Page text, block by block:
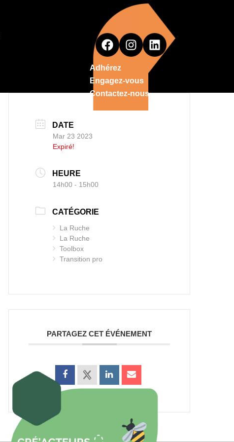
Adhérez
Engagez-vous
Contactez-nous
DATE
Mar 23 2023
Expiré!
HEURE
14h00 - 15h00
CATÉGORIE
La Ruche
La Ruche
Toolbox
Transition pro
PARTAGEZ CET ÉVÉNEMENT